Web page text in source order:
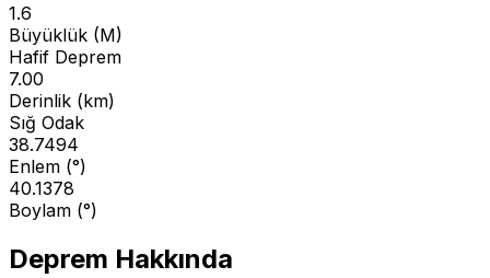
1.6
Büyüklük (M)
Hafif Deprem
7.00
Derinlik (km)
Sığ Odak
38.7494
Enlem (°)
40.1378
Boylam (°)
Deprem Hakkında